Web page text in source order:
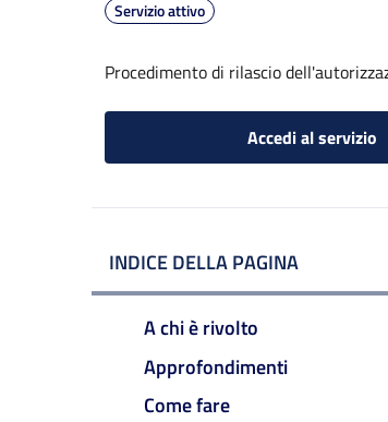
Servizio attivo
Procedimento di rilascio
Accedi al servizio
INDICE DELLA PAGINA
A chi è rivolto
Approfondimenti
Come fare